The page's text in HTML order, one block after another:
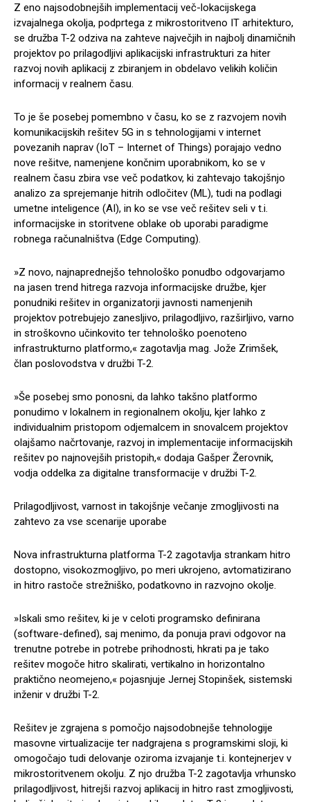
Z eno najsodobnejših implementacij več-lokacijskega
izvajalnega okolja, podprtega z mikrostoritveno IT arhitekturo,
se družba T-2 odziva na zahteve največjih in najbolj dinamičnih
projektov po prilagodljivi aplikacijski infrastrukturi za hiter
razvoj novih aplikacij z zbiranjem in obdelavo velikih količin
informacij v realnem času.
To je še posebej pomembno v času, ko se z razvojem novih
komunikacijskih rešitev 5G in s tehnologijami v internet
povezanih naprav (IoT – Internet of Things) porajajo vedno
nove rešitve, namenjene končnim uporabnikom, ko se v
realnem času zbira vse več podatkov, ki zahtevajo takojšnjo
analizo za sprejemanje hitrih odločitev (ML), tudi na podlagi
umetne inteligence (AI), in ko se vse več rešitev seli v t.i.
informacijske in storitvene oblake ob uporabi paradigme
robnega računalništva (Edge Computing).
»Z novo, najnaprednejšo tehnološko ponudbo odgovarjamo
na jasen trend hitrega razvoja informacijske družbe, kjer
ponudniki rešitev in organizatorji javnosti namenjenih
projektov potrebujejo zanesljivo, prilagodljivo, razširljivo, varno
in stroškovno učinkovito ter tehnološko poenoteno
infrastrukturno platformo,« zagotavlja mag. Jože Zrimšek,
član poslovodstva v družbi T-2.
»Še posebej smo ponosni, da lahko takšno platformo
ponudimo v lokalnem in regionalnem okolju, kjer lahko z
individualnim pristopom odjemalcem in snovalcem projektov
olajšamo načrtovanje, razvoj in implementacije informacijskih
rešitev po najnovejših pristopih,« dodaja Gašper Žerovnik,
vodja oddelka za digitalne transformacije v družbi T-2.
Prilagodljivost, varnost in takojšnje večanje zmogljivosti na
zahtevo za vse scenarije uporabe
Nova infrastrukturna platforma T-2 zagotavlja strankam hitro
dostopno, visokozmogljivo, po meri ukrojeno, avtomatizirano
in hitro rastoče strežniško, podatkovno in razvojno okolje.
»Iskali smo rešitev, ki je v celoti programsko definirana
(software-defined), saj menimo, da ponuja pravi odgovor na
trenutne potrebe in potrebe prihodnosti, hkrati pa je tako
rešitev mogoče hitro skalirati, vertikalno in horizontalno
praktično neomejeno,« pojasnjuje Jernej Stopinšek, sistemski
inženir v družbi T-2.
Rešitev je zgrajena s pomočjo najsodobnejše tehnologije
masovne virtualizacije ter nadgrajena s programskimi sloji, ki
omogočajo tudi delovanje oziroma izvajanje t.i. kontejnerjev v
mikrostoritvenem okolju. Z njo družba T-2 zagotavlja vrhunsko
prilagodljivost, hitrejši razvoj aplikacij in hitro rast zmogljivosti,